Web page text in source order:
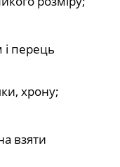
перець
хрону;
взяти